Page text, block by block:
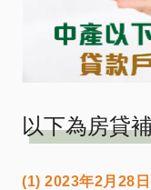
以下為房貸
(1) 2023年2月28